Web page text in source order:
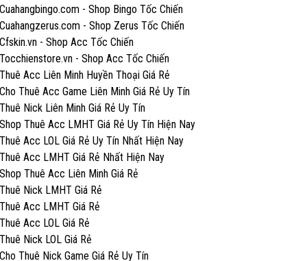
- Shop Bingo Tốc Chiến
- Shop Zerus Tốc Chiến
- Shop Acc Tốc Chiến
- Shop Acc Tốc Chiến
Acc Liên Minh Huyền Thoại Giá Rẻ
Thuê Acc Game Liên Minh Giá Rẻ Uy Tín
Nick Liên Minh Giá Rẻ Uy Tín
Thuê Acc LMHT Giá Rẻ Uy Tín Hiện Nay
Acc LOL Giá Rẻ Uy Tín Nhất Hiện Nay
Acc LMHT Giá Rẻ Nhất Hiện Nay
Thuê Acc Liên Minh Giá Rẻ
Nick LMHT Giá Rẻ
Acc LMHT Giá Rẻ
Acc LOL Giá Rẻ
Nick LOL Giá Rẻ
Thuê Nick Game Giá Rẻ Uy Tín